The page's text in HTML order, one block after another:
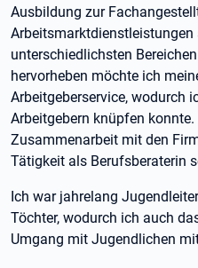
Ausbildung zur
unterschiedlichsten
hervorheben möchte ich
Arbeitgeberservice, wodurch
Arbeitgebern knüpfen
Zusammenarbeit mit den
Tätigkeit als Berufsberaterin
Ich war jahrelang
Töchter, wodurch ich auch
Umgang mit Jugendlichen